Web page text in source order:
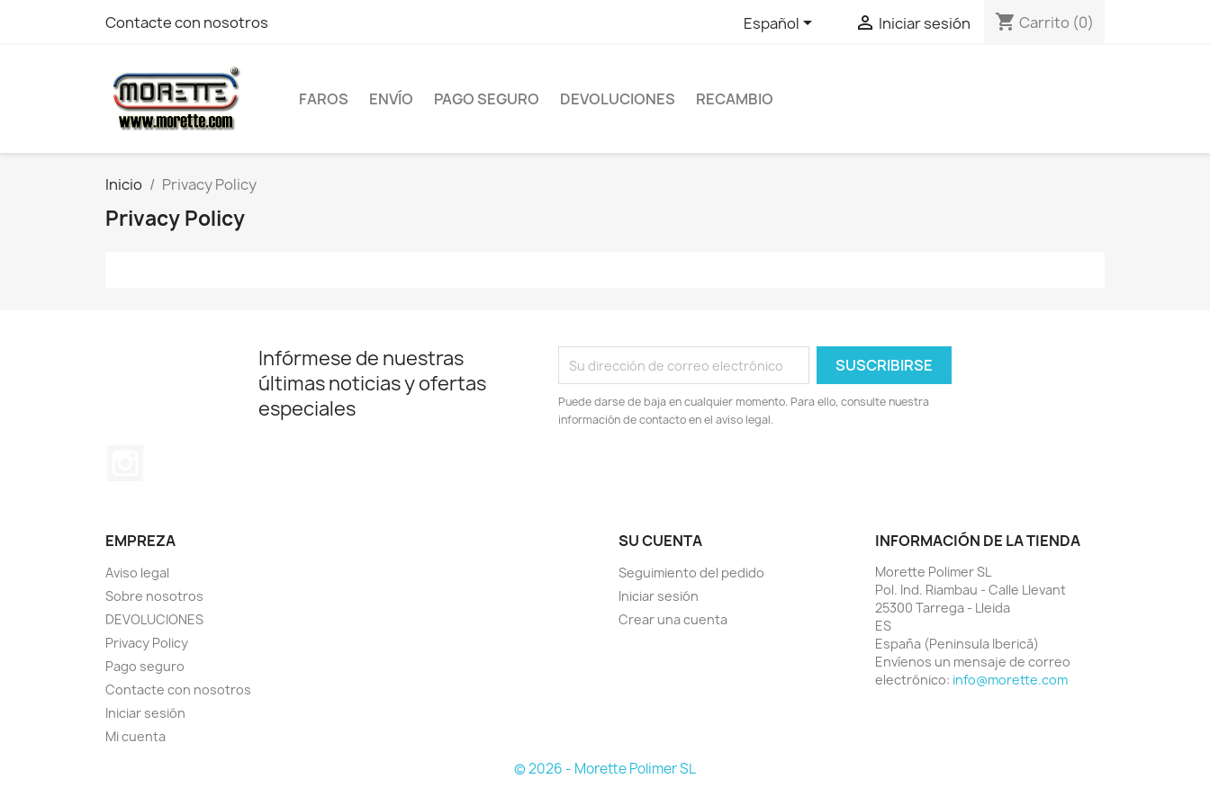
Contacte con nosotros Español  Iniciar sesión shopping_cart Carrito (0)
FAROS ENVÍO PAGO SEGURO DEVOLUCIONES RECAMBIO
Inicio Privacy Policy
Privacy Policy
Infórmese de nuestras
últimas noticias y ofertas
especiales
Puede darse de baja en cualquier momento. Para ello, consulte nuestra
información de contacto en el aviso legal.
EMPREZA
Aviso legal
Sobre nosotros
DEVOLUCIONES
Privacy Policy
Pago seguro
Contacte con nosotros
Iniciar sesión
Mi cuenta
SU CUENTA
Seguimiento del pedido
Iniciar sesión
Crear una cuenta
INFORMACIÓN DE LA TIENDA
Morette Polimer SL
Pol. Ind. Riambau - Calle Llevant
25300 Tarrega - Lleida
ES
España (Peninsula Iberică)
Envíenos un mensaje de correo
electrónico: info@morette.com
© 2026 - Morette Polimer SL